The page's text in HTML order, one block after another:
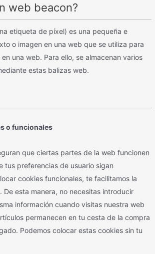
web beacon?
etiqueta de píxel) es una pequeña e
o imagen en una web que se utiliza para
una web. Para ello, se almacenan varios
estas balizas web.
o funcionales
que ciertas partes de la web funcionen
tus preferencias de usuario sigan
cookies funcionales, te facilitamos la
De esta manera, no necesitas introducir
información cuando visitas nuestra web
permanecen en tu cesta de la compra
Podemos colocar estas cookies sin tu